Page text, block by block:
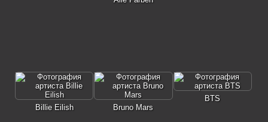
Billie Eilish Bruno Mars
BTS